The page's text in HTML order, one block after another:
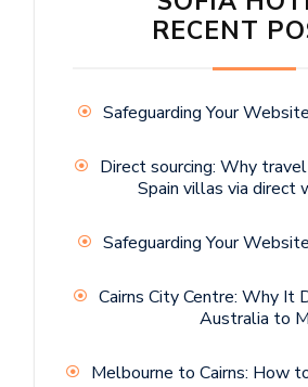
RECENT
Safeguarding Your
Direct sourcing: Why
Spain villas via direct
Safeguarding Your
Cairns City Centre: Why It
Australia to
Melbourne to Cairns: How